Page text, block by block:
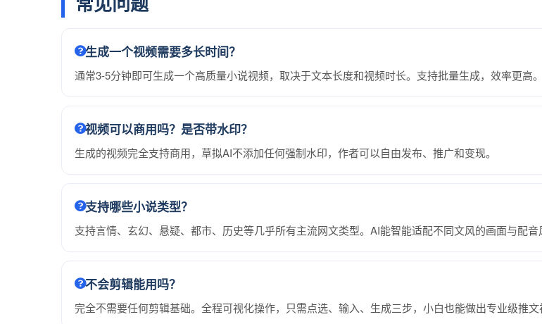
生成一个视频需要多长时间？
通常3-5分钟即可生成一个高质量小说视频，取决于文本长度和视频时长。支持批量生成，效率更高。
视频可以商用吗？是否带水印？
生成的视频完全支持商用，草拟AI不添加任何强制水印，作者可以自由发布、推广和变现。
支持哪些小说类型？
支持言情、玄幻、悬疑、都市、历史等几乎所有主流网文类型。AI能智能适配不同文风的画面与配音
不会剪辑能用吗？
完全不需要任何剪辑基础。全程可视化操作，只需点选、输入、生成三步，小白也能做出专业级推文